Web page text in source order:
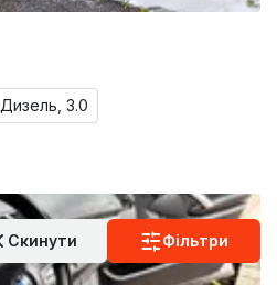
Дизель, 3.0
Скинути Фільтри